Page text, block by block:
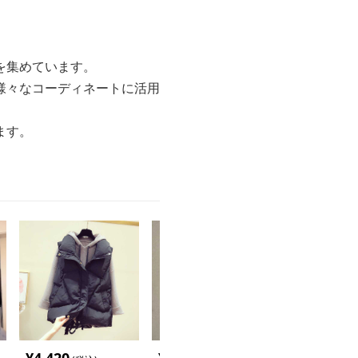
めています。
なコーディネートに活用
。